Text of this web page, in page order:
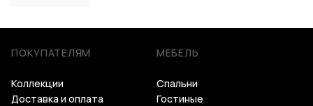
ПОКУПАТЕЛЯМ
Коллекции
Доставка и оплата
МЕБЕЛЬ
Спальни
Гостиные